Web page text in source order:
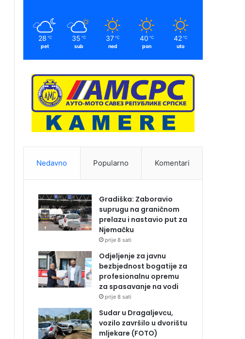
28 ℃
pet
35 ℃
sub
37 ℃
ned
40 ℃
pon
42 ℃
uto
Nedavno Popularno Komentari
Gradiška: Zaboravio
suprugu na graničnom
prelazu i nastavio put za
Njemačku
prije 8 sati
Odjeljenje za javnu
bezbjednost bogatije za
profesionalnu opremu
za spasavanje na vodi
prije 8 sati
Sudar u Dragaljevcu,
vozilo završilo u dvorištu
mljekare (FOTO)